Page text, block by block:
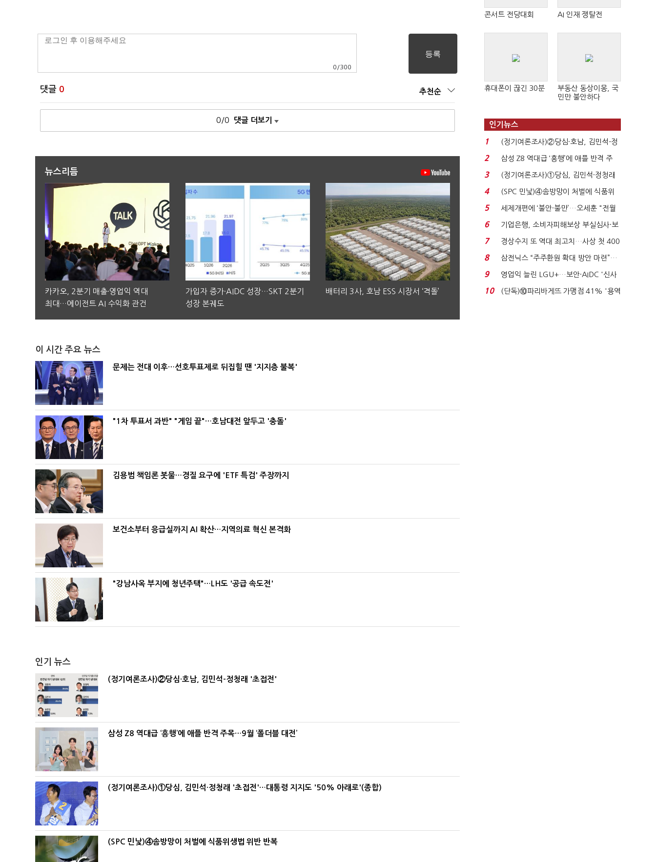
0 /300
댓글 0 추천순
0/0 댓글 더보기
뉴스리듬
카카오, 2분기 매출·영업익 역대
최대…에이전트 AI 수익화 관건
가입자 증가·AIDC 성장…SKT 2분기
성장 본궤도
배터리 3사, 호남 ESS 시장서 ‘격돌’
이 시간 주요 뉴스
문제는 전대 이후…선호투표제로 뒤집힐 땐 '지지층 불복'
"1차 투표서 과반" "게임 끝"…호남대전 앞두고 '충돌'
김용범 책임론 봇물…경질 요구에 'ETF 특검' 주장까지
보건소부터 응급실까지 AI 확산…지역의료 혁신 본격화
"강남사옥 부지에 청년주택"…LH도 '공급 속도전'
인기 뉴스
(정기여론조사)②당심·호남, 김민석-정청래 '초접전'
삼성 Z8 역대급 ‘흥행’에 애플 반격 주목…9월 ‘폴더블 대전’
(정기여론조사)①당심, 김민석·정청래 '초접전'…대통령 지지도 '50% 아래로'(종합)
(SPC 민낯)④솜방망이 처벌에 식품위생법 위반 반복
콘서트 전당대회 AI 인재 쟁탈전
휴대폰이 끊긴 30분
부동산 동상이몽, 국
민만 불안하다
인기뉴스
1
(정기여론조사)②당심·호남, 김민석-정
청래 '초접전'...
2
삼성 Z8 역대급 ‘흥행’에 애플 반격 주
목…9월 ‘폴...
3
(정기여론조사)①당심, 김민석·정청래
'초접전'…대통령 ...
4
(SPC 민낯)④솜방망이 처벌에 식품위
생법 위반 반복...
5
세제개편에 ‘불안·불만’…오세훈 "전월
세 구하기 더 ...
6
기업은행, 소비자피해보상 부실심사·보
이스피싱 공시 ...
7
경상수지 또 역대 최고치…사상 첫 400
억달러에 '3% 성...
8
삼전닉스 “주주환원 확대 방안 마련”…
로이터에 성명...
9
영업익 늘린 LGU+…보안·AIDC '신사
업 드라이브'...
10
(단독)⑩파리바게뜨 가맹점 41% '용역